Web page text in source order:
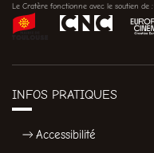
Le Cratère fonctionne avec le soutien de :
INFOS PRATIQUES
Accessibilité